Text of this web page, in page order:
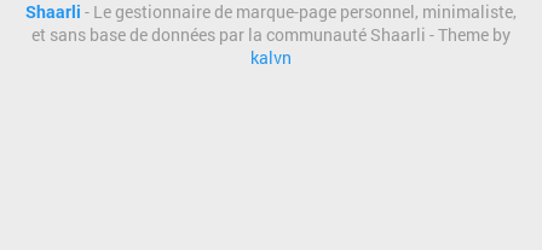
Shaarli - Le gestionnaire de marque-page personnel, minimaliste,
et sans base de données par la communauté Shaarli - Theme by
kalvn